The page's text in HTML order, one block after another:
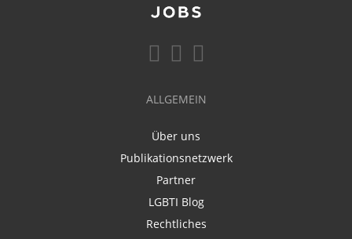
ALLGEMEIN
Über uns
Publikationsnetzwerk
Partner
LGBTI Blog
Rechtliches